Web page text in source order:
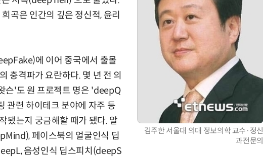
김주한 서울대 의대 정보의학 교수·정신
과전문의
곡은 인간의 깊은 정신적, 윤리
에 이어 중국에서 출몰
충격파가 요란하다. 몇 년 전 의
슨'도 원 프로젝트 명은 'deepQ
관련 하이테크 분야에 자주 등
됐는지 궁금해할 때가 됐다. 알
페이스북의 얼굴인식 딥
음성인식 딥스피치(deepS